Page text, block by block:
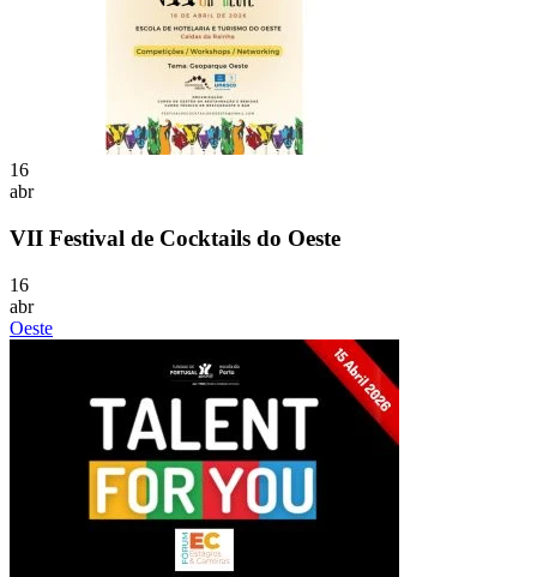
16
abr
VII Festival de Cocktails do Oeste
16
abr
Oeste